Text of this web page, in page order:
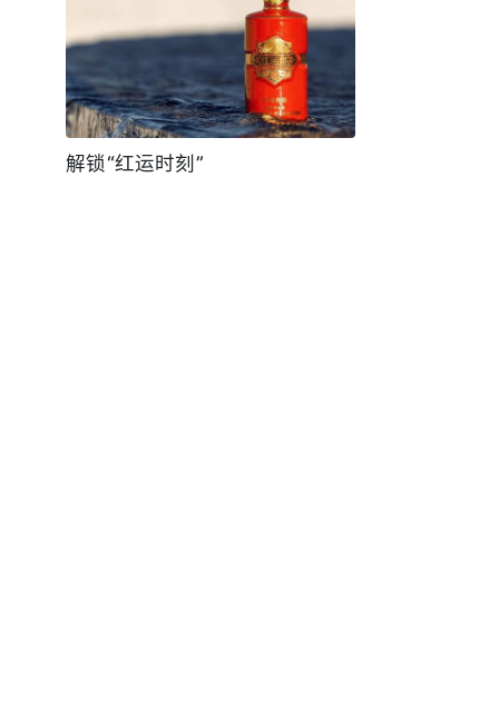
解锁“红运时刻”